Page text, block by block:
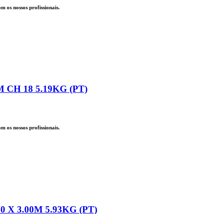
os nossos profissionais.
CH 18 5.19KG (PT)
os nossos profissionais.
X 3.00M 5.93KG (PT)